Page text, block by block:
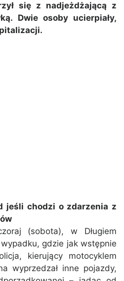
się z nadjeżdżającą z
Dwie osoby ucierpiały,
jeśli chodzi o zdarzenia z
(sobota), w Długiem
gdzie jak wstępnie
kierujący motocyklem
wyprzedzał inne pojazdy,